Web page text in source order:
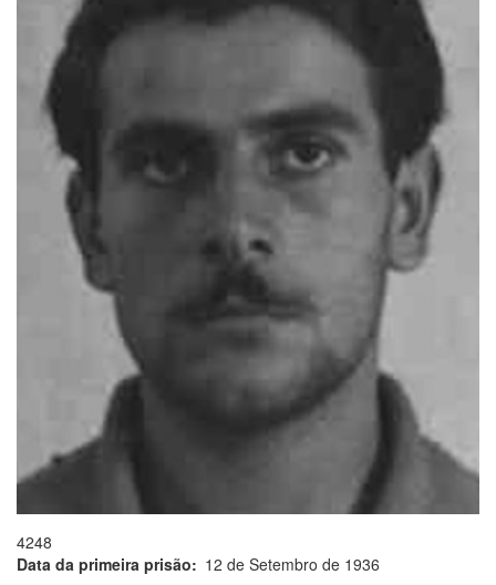
4248
Data da primeira prisão
12 de Setembro de 1936